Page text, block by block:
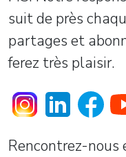
suit de près
partages et
ferez très plaisir.
Rencontrez-nous